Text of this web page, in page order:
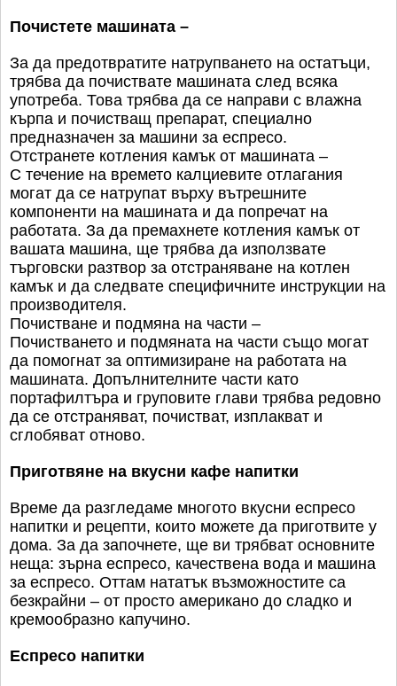
Почистете машината –
За да предотвратите натрупването на остатъци,
трябва да почиствате машината след всяка
употреба. Това трябва да се направи с влажна
кърпа и почистващ препарат, специално
предназначен за машини за еспресо.
Отстранете котления камък от машината –
С течение на времето калциевите отлагания
могат да се натрупат върху вътрешните
компоненти на машината и да попречат на
работата. За да премахнете котления камък от
вашата машина, ще трябва да използвате
търговски разтвор за отстраняване на котлен
камък и да следвате специфичните инструкции на
производителя.
Почистване и подмяна на части –
Почистването и подмяната на части също могат
да помогнат за оптимизиране на работата на
машината. Допълнителните части като
портафилтъра и груповите глави трябва редовно
да се отстраняват, почистват, изплакват и
сглобяват отново.
Приготвяне на вкусни кафе напитки
Време да разгледаме многото вкусни еспресо
напитки и рецепти, които можете да приготвите у
дома. За да започнете, ще ви трябват основните
неща: зърна еспресо, качествена вода и машина
за еспресо. Оттам нататък възможностите са
безкрайни – от просто американо до сладко и
кремообразно капучино.
Еспресо напитки